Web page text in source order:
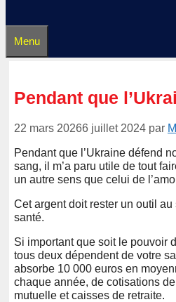
Menu
Pendant que
22 mars 20266 juillet 2024 par
Pendant que l’Ukraine défend
sang, il m’a paru utile de tout
un autre sens que celui de
Cet argent doit rester un outil
santé.
Si important que soit le pouvoir
tous deux dépendent de votre
absorbe 10 000 euros en
chaque année, de cotisations
mutuelle et caisses de retraite.